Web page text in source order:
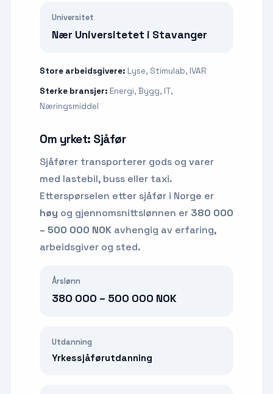
Universitet
Nær Universitetet i Stavanger
Store arbeidsgivere: Lyse, Stimulab, IVAR
Sterke bransjer: Energi, Bygg, IT,
Næringsmiddel
Om yrket: Sjåfør
Sjåfører transporterer gods og varer
med lastebil, buss eller taxi.
Etterspørselen ettersjåfør i Norge er
høy og gjennomsnittslønnen er 380 000
– 500 000 NOK avhengig av erfaring,
arbeidsgiver og sted.
Årslønn
380 000 – 500 000 NOK
Utdanning
Yrkessjåførutdanning